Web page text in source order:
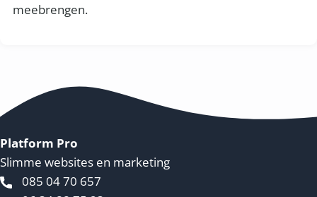
meebrengen.
Platform Pro
Slimme websites en marketing
085 04 70 657